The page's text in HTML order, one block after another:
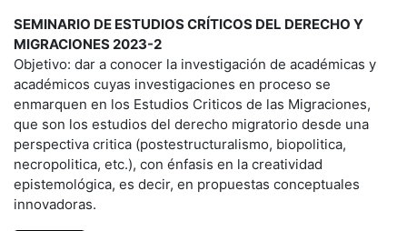
SEMINARIO DE ESTUDIOS CRÍTICOS DEL DERECHO Y
MIGRACIONES 2023-2
Objetivo: dar a conocer la investigación de académicas y
académicos cuyas investigaciones en proceso se
enmarquen en los Estudios Criticos de las Migraciones,
que son los estudios del derecho migratorio desde una
perspectiva critica (postestructuralismo, biopolitica,
necropolitica, etc.), con énfasis en la creatividad
epistemológica, es decir, en propuestas conceptuales
innovadoras.